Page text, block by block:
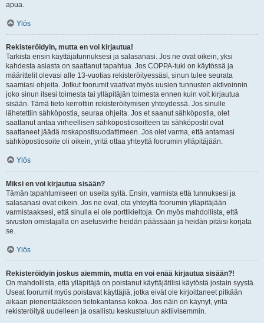
apua.
Ylös
Rekisteröidyin, mutta en voi kirjautua!
Tarkista ensin käyttäjätunnuksesi ja salasanasi. Jos ne ovat oikein, yksi
kahdesta asiasta on saattanut tapahtua. Jos COPPA-tuki on käytössä ja
määrittelit olevasi alle 13-vuotias rekisteröityessäsi, sinun tulee seurata
saamiasi ohjeita. Jotkut foorumit vaativat myös uusien tunnusten aktivoinnin
joko sinun itsesi toimesta tai ylläpitäjän toimesta ennen kuin voit kirjautua
sisään. Tämä tieto kerrottiin rekisteröitymisen yhteydessä. Jos sinulle
lähetettiin sähköpostia, seuraa ohjeita. Jos et saanut sähköpostia, olet
saattanut antaa virheellisen sähköpostiosoitteen tai sähköpostit ovat
saattaneet jäädä roskapostisuodattimeen. Jos olet varma, että antamasi
sähköpostiosoite oli oikein, yritä ottaa yhteyttä foorumin ylläpitäjään.
Ylös
Miksi en voi kirjautua sisään?
Tämän tapahtumiseen on useita syitä. Ensin, varmista että tunnuksesi ja
salasanasi ovat oikein. Jos ne ovat, ota yhteyttä foorumin ylläpitäjään
varmistaaksesi, että sinulla ei ole porttikieltoja. On myös mahdollista, että
sivuston omistajalla on asetusvirhe heidän päässään ja heidän pitäisi korjata
se.
Ylös
Rekisteröidyin joskus aiemmin, mutta en voi enää kirjautua sisään?!
On mahdollista, että ylläpitäjä on poistanut käyttäjätilisi käytöstä jostain syystä.
Useat foorumit myös poistavat käyttäjiä, jotka eivät ole kirjoittaneet pitkään
aikaan pienentääkseen tietokantansa kokoa. Jos näin on käynyt, yritä
rekisteröityä uudelleen ja osallistu keskusteluun aktiivisemmin.